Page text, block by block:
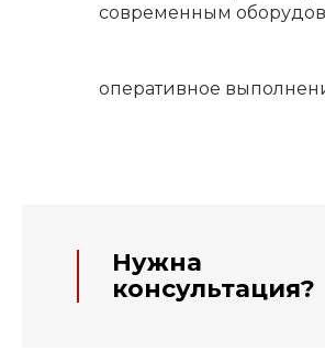
современным
оперативное
Нужна
консультация?